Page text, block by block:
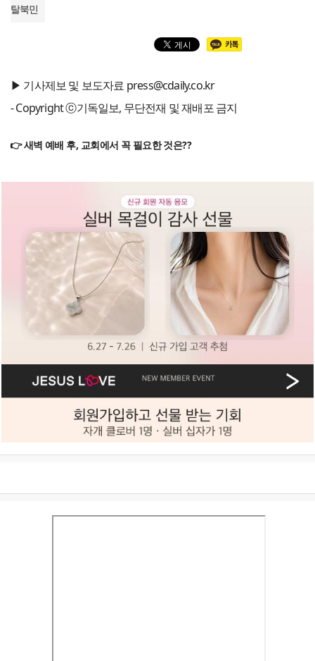
탈북민
▶ 기사제보 및 보도자료 press@cdaily.co.kr
- Copyright ⓒ기독일보, 무단전재 및 재배포 금지
👉 새벽 예배 후, 교회에서 꼭 필요한 것은??